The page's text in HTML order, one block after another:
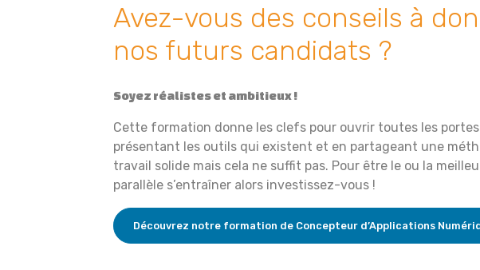
Avez-vous des conseils à
nos futurs candidats ?
Soyez réalistes et ambitieux !
Cette formation donne les clefs pour ouvrir toutes les
présentant les outils qui existent et en partageant une
travail solide mais cela ne suffit pas. Pour être le ou la
parallèle s’entraîner alors investissez-vous !
Découvrez notre formation de Concepteur d’Applications